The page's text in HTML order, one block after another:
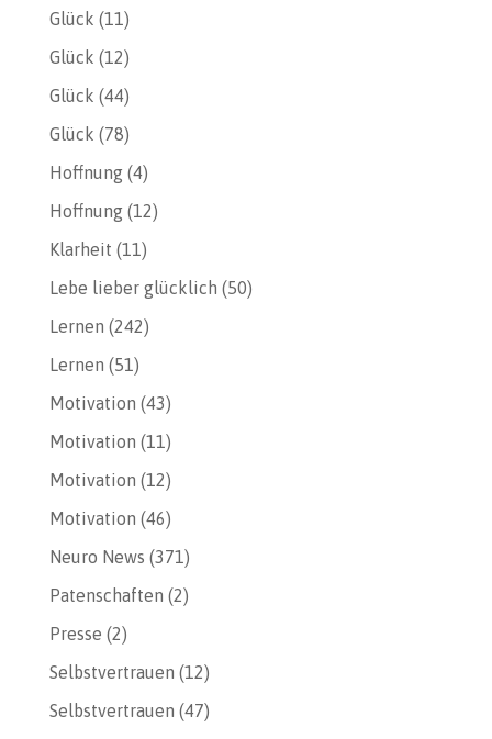
Glück (11)
Glück (12)
Glück (44)
Glück (78)
Hoffnung(4)
Hoffnung(12)
Klarheit (11)
Lebe lieber glücklich (50)
Lernen (242)
Lernen (51)
Motivation (43)
Motivation (11)
Motivation (12)
Motivation (46)
Neuro News (371)
Patenschaften (2)
Presse (2)
Selbstvertrauen (12)
Selbstvertrauen (47)